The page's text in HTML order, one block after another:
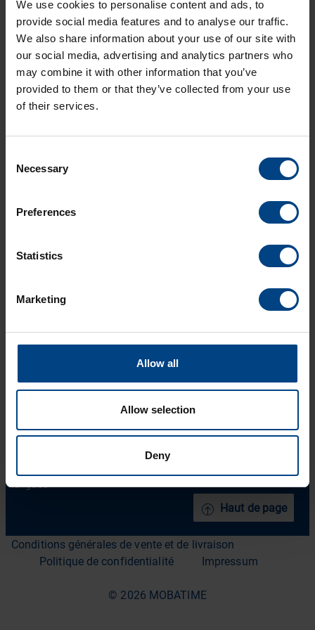
We use cookies to personalise content and ads, to
provide social media features and to analyse our traffic.
We also share information about your use of our site with
our social media, advertising and analytics partners who
may combine it with other information that you’ve
provided to them or that they’ve collected from your use
of their services.
Selection
Necessary
Preferences
Statistics
Marketing
Allow all
Allow selection
Deny
Il existe deux bandes de fréquences en WiFi : 2,4 GHz et 5,0
GHz.
La fréquence de 2,4 GHz du routeur wifi offre à l’utilisateur du
wifi une large zone de couverture et une meilleure pénétration
des objets solides avec une vitesse maximale de 150 Mbps.
La fréquence de 5 GHz permet à l’utilisateur d’avoir une plus
grande portée de données avec des interférences
négligeables et offre une grande qualité en ce qui concerne
Haut de page
Produits
Solutions
Téléchargements
ACTUALITÉS MOBATIME
langues
Facebook
Conditions générales de vente et de livraison
Politique de confidentialité
Impressum
© 2026 MOBATIME